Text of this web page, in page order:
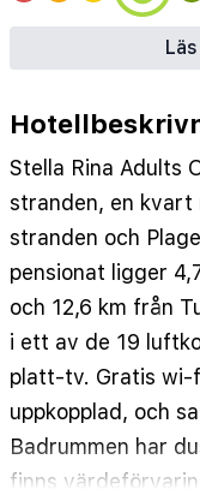
Stella Rina Adults
stranden, en kvart
stranden och
pensionat ligger
och 12,6 km från
i ett av de 19
platt-tv. Gratis wi-
uppkopplad, och
Badrummen har
finns